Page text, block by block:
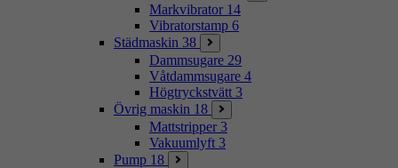
Markvibrator 14
Vibratorstamp 6
Städmaskin 38
Dammsugare 29
Våtdammsugare 4
Högtryckstvätt 3
Övrig maskin 18
Mattstripper 3
Vakuumlyft 3
Pump 18